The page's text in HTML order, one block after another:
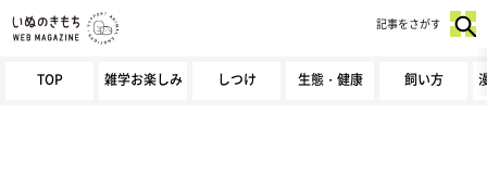
TOP 雑学お楽しみ しつけ 生態・健康 飼い方
記事をさがす